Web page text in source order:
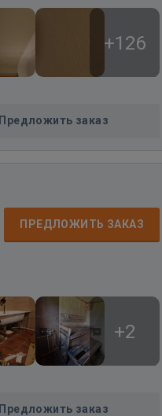
+126
Предложить заказ
ПРЕДЛОЖИТЬ ЗАКАЗ
+2
Предложить заказ